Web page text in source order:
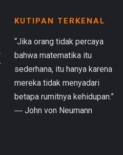
KUTIPAN TERKENAL
“Jika orang tidak percaya
bahwa matematika itu
sederhana, itu hanya karena
mereka tidak menyadari
betapa rumitnya kehidupan.”
― John von Neumann